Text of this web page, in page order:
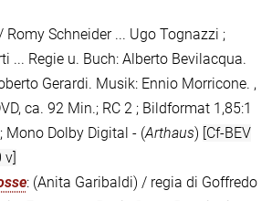
Romy Schneider ... Ugo Tognazzi ;
... Regie u. Buch: Alberto Bevilacqua.
Gerardi. Musik: Ennio Morricone. ,
ca. 92 Min.; RC 2 ; Bildformat 1,85:1
Mono Dolby Digital - (Arthaus) [Cf-BEV
: (Anita Garibaldi) / regia di Goffredo